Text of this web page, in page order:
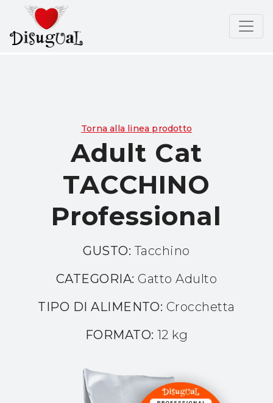
Torna alla linea prodotto
Adult Cat
TACCHINO
Professional
GUSTO:Tacchino
CATEGORIA: Gatto Adulto
TIPO DI ALIMENTO: Crocchetta
FORMATO: 12 kg